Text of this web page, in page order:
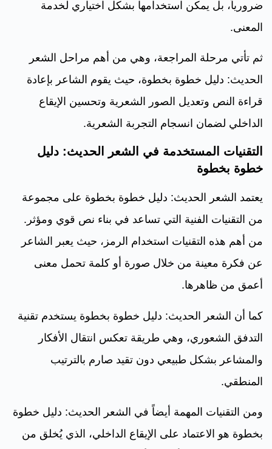
ضرورياً، بل يمكن استخدامها بشكل اختياري لخدمة
المعنى.
ثم تأتي مرحلة المراجعة، وهي من أهم مراحل الشعر
الحديث: دليل خطوة بخطوة، حيث يقوم الشاعر بإعادة
قراءة النص وتعديل الصور الشعرية وتحسين الإيقاع
الداخلي لضمان انسجام التجربة الشعرية.
التقنيات المستخدمة في الشعر الحديث: دليل
خطوة بخطوة
يعتمد الشعر الحديث: دليل خطوة بخطوة على مجموعة
من التقنيات الفنية التي تساعد في بناء نص قوي ومؤثر.
من أهم هذه التقنيات استخدام الرمز، حيث يعبر الشاعر
عن فكرة معينة من خلال صورة أو كلمة تحمل معنى
أعمق من ظاهرها.
كما أن الشعر الحديث: دليل خطوة بخطوة يستخدم تقنية
التدفق الشعوري، وهي طريقة تعكس انتقال الأفكار
والمشاعر بشكل طبيعي دون تقيد صارم بالترتيب
المنطقي.
ومن التقنيات المهمة أيضاً في الشعر الحديث: دليل خطوة
بخطوة هو الاعتماد على الإيقاع الداخلي، الذي يُخلق من